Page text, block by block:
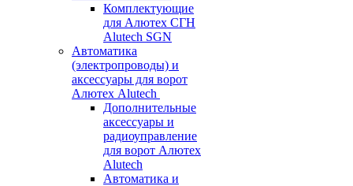
Комплектующие
для Алютех СГН
Alutech SGN
Автоматика
(электропроводы) и
аксессуары для ворот
Алютех Alutech
Дополнительные
аксессуары и
радиоуправление
для ворот Алютех
Alutech
Автоматика и